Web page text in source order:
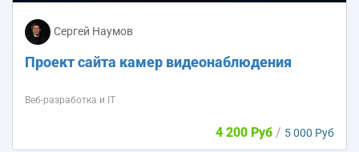
Сергей Наумов
Проект сайта камер видеонаблюдения
Веб-разработка и IT
4 200 Руб / 5 000 Руб